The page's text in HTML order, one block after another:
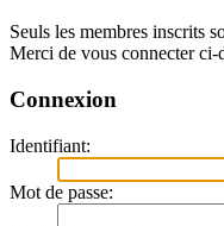
Seuls les membres inscrits
Merci de vous connecter ci-
Connexion
Identifiant:
Mot de passe: